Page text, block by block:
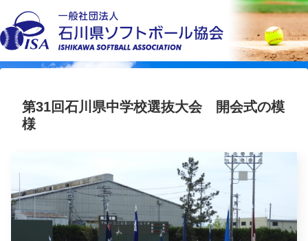
第31回石川県中学校選抜大会 開会式の模
様